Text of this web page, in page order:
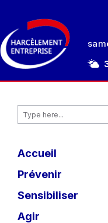
Type here...
Accueil
Prévenir
Sensibiliser
Agir